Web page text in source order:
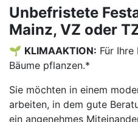
Unbefristete
Mainz, VZ oder
🌱 KLIMAAKTION: Für
Bäume pflanzen.*
Sie möchten in einem
arbeiten, in dem gute
ein angenehmes